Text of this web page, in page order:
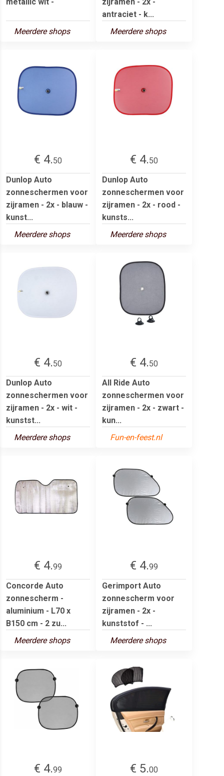
Meerdere shops
antraciet - k...
Meerdere shops
€ 4.50
Dunlop Auto
zonneschermen voor
zijramen - 2x - blauw -
kunst...
Meerdere shops
€ 4.50
Dunlop Auto
zonneschermen voor
zijramen - 2x - rood -
kunsts...
Meerdere shops
€ 4.50
Dunlop Auto
zonneschermen voor
zijramen - 2x - wit -
kunstst...
Meerdere shops
€ 4.50
All Ride Auto
zonneschermen voor
zijramen - 2x - zwart -
kun...
Fun-en-feest.nl
€ 4.99
Concorde Auto
zonnescherm -
aluminium - L70 x
B150 cm - 2 zu...
Meerdere shops
€ 4.99
Gerimport Auto
zonnescherm voor
zijramen - 2x -
kunststof - ...
Meerdere shops
€ 4.99
€ 5.00